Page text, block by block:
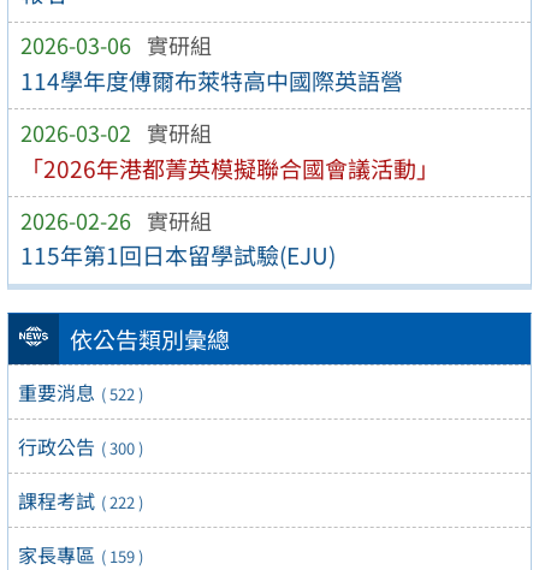
2026-03-06 實研組
114學年度傅爾布萊特高中國際英語營
2026-03-02 實研組
「2026年港都菁英模擬聯合國會議活動」
2026-02-26 實研組
115年第1回日本留學試驗(EJU)
依公告類別彙總
重要消息 ( 522 )
行政公告 ( 300 )
課程考試 ( 222 )
家長專區 ( 159 )